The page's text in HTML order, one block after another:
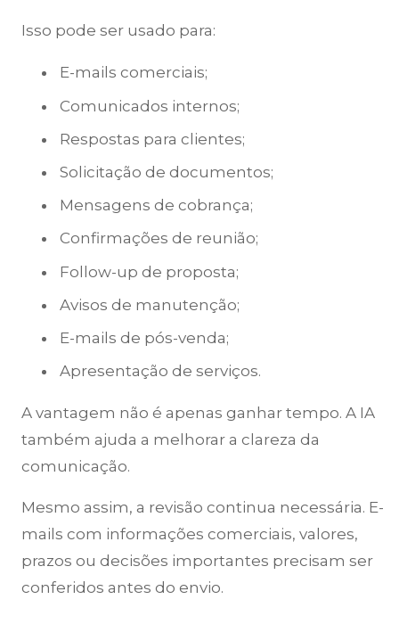
Isso pode ser usado para:
E-mails comerciais;
Comunicados internos;
Respostas para clientes;
Solicitação de documentos;
Mensagens de cobrança;
Confirmações de reunião;
Follow-up de proposta;
Avisos de manutenção;
E-mails de pós-venda;
Apresentação de serviços.
A vantagem não é apenas ganhar tempo. A IA
também ajuda a melhorar a clareza da
comunicação.
Mesmo assim, a revisão continua necessária. E-
mails com informações comerciais, valores,
prazos ou decisões importantes precisam ser
conferidos antes do envio.